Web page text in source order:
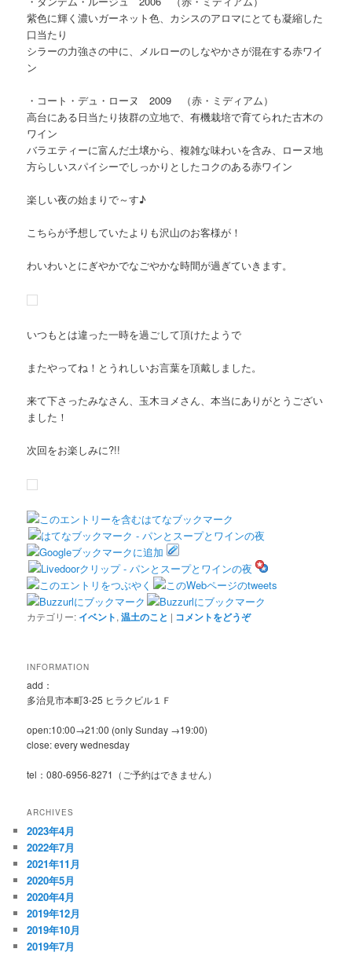
紫色に輝く濃いガーネット色、カシスのアロマにとても凝縮した
口当たり
シラーの力強さの中に、メルローのしなやかさが混在する赤ワイ
ン
・コート・デュ・ローヌ 2009 （赤・ミディアム）
高台にある日当たり抜群の立地で、有機栽培で育てられた古木の
ワイン
バラエティーに富んだ土壌から、複雑な味わいを含み、ローヌ地
方らしいスパイシーでしっかりとしたコクのある赤ワイン
楽しい夜の始まりで～す♪
こちらが予想していたよりも沢山のお客様が！
わいわいとにぎやかでなごやかな時間が過ぎていきます。
いつもとは違った一時を過ごして頂けたようで
またやってね！とうれしいお言葉を頂戴しました。
来て下さったみなさん、玉木ヨメさん、本当にありがとうござい
ました！
次回をお楽しみに?!!
カテゴリー: イベント,温土のこと | コメントをどうぞ
INFORMATION
add：
多治見市本町3-25 ヒラクビル１Ｆ
open:10:00→21:00 (only Sunday →19:00)
close: every wednesday
tel：080-6956-8271（ご予約はできません）
ARCHIVES
2023年4月
2022年7月
2021年11月
2020年5月
2020年4月
2019年12月
2019年10月
2019年7月